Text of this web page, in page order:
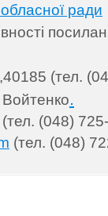
ради
(тел.
.
(тел. (048)
(тел. (048)